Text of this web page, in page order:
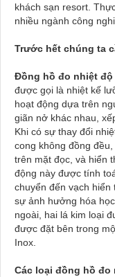
khách sạn resort.
nhiều ngành công
Trước hết chúng ta
Đồng hồ đo nhiệt độ
được gọi là nhiệt kế
hoạt động dựa trên
giãn nở khác nhau,
Khi có sự thay đổi
cong không đồng
trên mặt đọc, và hiển
động này được tính
chuyển đến vạch
sự ảnh hưởng hóa
ngoài, hai lá kim loại
được đặt bên trong
Inox.
Các loại đồng hồ đo